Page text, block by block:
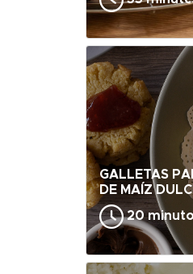
GALLETAS
DE MAÍZ
20